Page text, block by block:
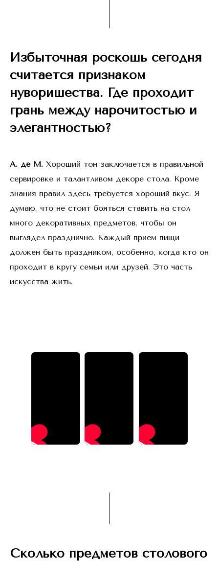
Избыточная роскошь сегодня
считается признаком
нуворишества. Где проходит
грань между нарочитостью и
элегантностью?
А. де М. Хороший тон заключается в правильной
сервировке и талантливом декоре стола. Кроме
знания правил здесь требуется хороший вкус. Я
думаю, что не стоит бояться ставить на стол
много декоративных предметов, чтобы он
выглядел празднично. Каждый прием пищи
должен быть праздником, особенно, когда кто он
проходит в кругу семьи или друзей. Это часть
искусства жить.
Сколько предметов столового